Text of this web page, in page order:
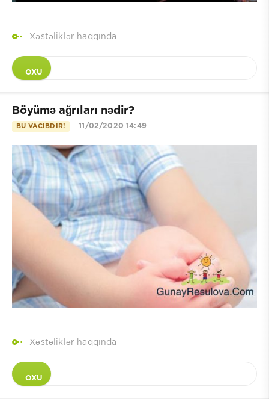
Xəstəliklər haqqında
OXU
Böyümə ağrıları nədir?
BU VACIBDIR! 11/02/2020 14:49
Xəstəliklər haqqında
OXU